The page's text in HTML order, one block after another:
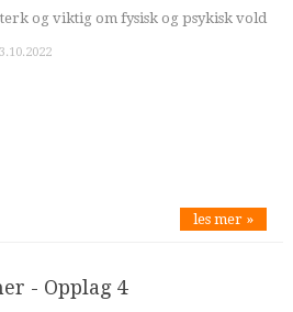
og viktig om fysisk og psykisk vold
les mer »
- Opplag 4